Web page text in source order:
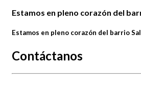
Estamos en pleno corazón del
Estamos en pleno corazón del barrio
Contáctanos